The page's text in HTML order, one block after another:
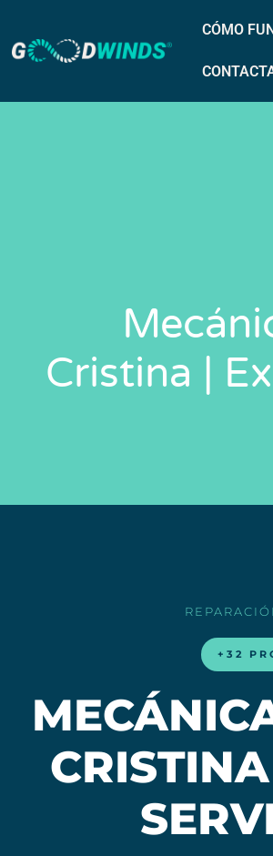
CÓMO
Cristina |
+32